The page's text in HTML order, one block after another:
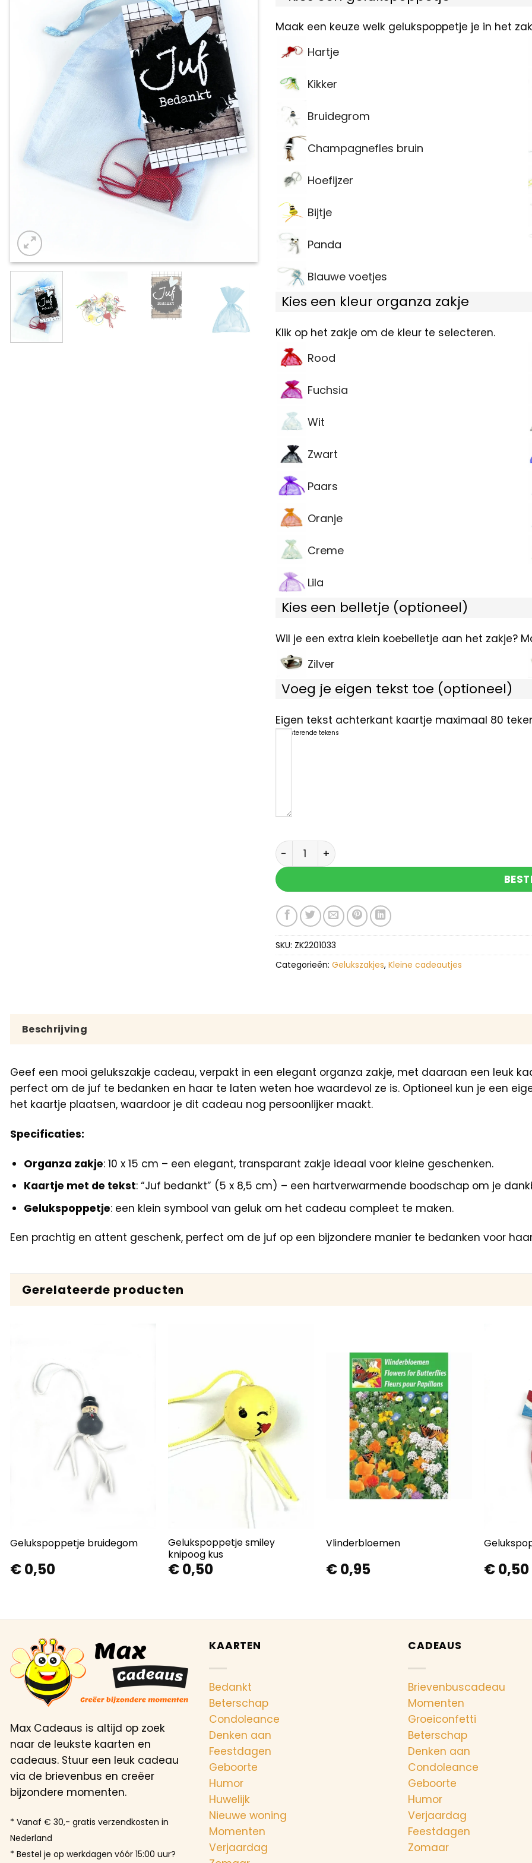
Maak een keuze welk gelukspoppetje je in het
Hartje
Kikker
Bruidegrom
Champagnefles bruin
Hoefijzer
Bijtje
Panda
Blauwe voetjes
Kies een kleur organza zakje
Klik op het zakje om de kleur te selecteren.
Rood
Fuchsia
Wit
Zwart
Paars
Oranje
Creme
Lila
Kies een belletje (optioneel)
Wil je een extra klein koebelletje aan het zakje?
Zilver
Voeg je eigen tekst toe (optioneel)
Eigen tekst achterkant kaartje maximaal 80
resterende tekens
Juf bedankt - organza zakje met gelukspoppetje
SKU: ZK2201033
Categorieën: Gelukszakjes, Kleine cadeautjes
Beschrijving
Geef een mooi gelukszakje cadeau, verpakt in een elegant organza zakje, met daaraan een leuk
perfect om de juf te bedanken en haar te laten weten hoe waardevol ze is. Optioneel kun je een
het kaartje plaatsen, waardoor je dit cadeau nog persoonlijker maakt.
Specificaties:
Organza zakje: 10 x 15 cm – een elegant, transparant zakje ideaal voor kleine geschenken.
Kaartje met de tekst: “Juf bedankt” (5 x 8,5 cm) – een hartverwarmende boodschap om je
Gelukspoppetje: een klein symbool van geluk om het cadeau compleet te maken.
Een prachtig en attent geschenk, perfect om de juf op een bijzondere manier te bedanken voor
Gerelateerde producten
Gelukspoppetje bruidegom
€0,50
Gelukspoppetje smiley
knipoog kus
€0,50
Vlinderbloemen
€0,95 €0,50
Max Cadeaus is altijd op zoek
naar de leukste kaarten en
cadeaus. Stuur een leuk cadeau
via de brievenbus en creëer
bijzondere momenten.
* Vanaf € 30,- gratis verzendkosten in
Nederland
* Bestel je op werkdagen vóór 15:00 uur?
KAARTEN
Bedankt
Beterschap
Condoleance
Denken aan
Feestdagen
Geboorte
Humor
Huwelijk
Nieuwe woning
Momenten
Verjaardag
CADEAUS
Brievenbuscadeau
Momenten
Groeiconfetti
Beterschap
Denken aan
Condoleance
Geboorte
Humor
Verjaardag
Feestdagen
Zomaar